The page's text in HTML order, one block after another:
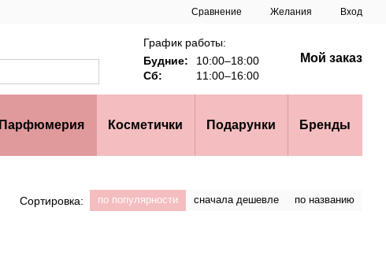
Сравнение Желания Вход
График работы:
Будние:
10:00–18:00
Сб:
11:00–16:00
Мой заказ
Парфюмерия Косметички Подарунки Бренды
Сортировка: по популярности сначала дешевле по названию